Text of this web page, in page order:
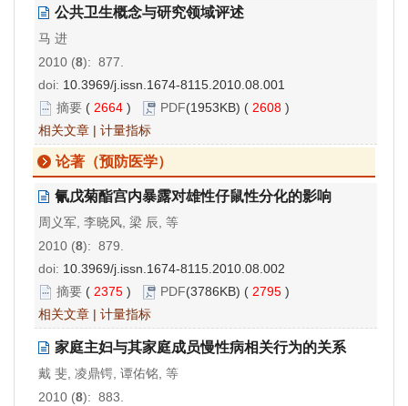
公共卫生概念与研究领域评述
马 进
2010 (8): 877.
doi: 10.3969/j.issn.1674-8115.2010.08.001
摘要 ( 2664 ) PDF(1953KB) ( 2608 )
相关文章 | 计量指标
论著（预防医学）
氰戊菊酯宫内暴露对雄性仔鼠性分化的影响
周义军, 李晓风, 梁 辰, 等
2010 (8): 879.
doi: 10.3969/j.issn.1674-8115.2010.08.002
摘要 ( 2375 ) PDF(3786KB) ( 2795 )
相关文章 | 计量指标
家庭主妇与其家庭成员慢性病相关行为的关系
戴 斐, 凌鼎锷, 谭佑铭, 等
2010 (8): 883.